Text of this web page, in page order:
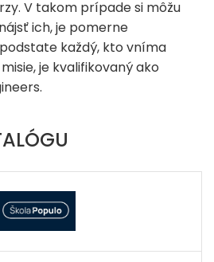
V takom prípade si môžu
ich, je pomerne
každý, kto vníma
je kvalifikovaný ako